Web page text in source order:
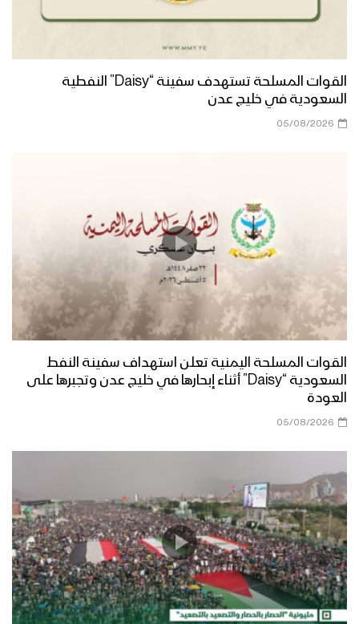
القوات المسلحة تستهدف سفينة “Daisy” النفطية
السعودية في خليج عدن
05/08/2026
القوات المسلحة اليمنية تعلن استهداف سفينة النفط
السعودية “Daisy” أثناء إبحارها في خليج عدن وتجبرها على
العودة
05/08/2026